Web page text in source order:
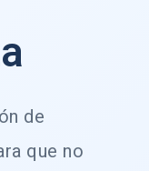
de
que no